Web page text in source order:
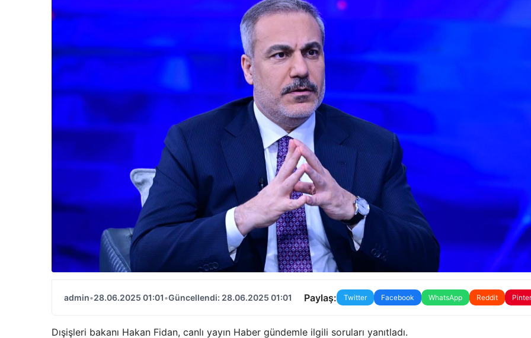
admin•28.06.2025 01:01•Güncellendi: 28.06.2025 01:01 Paylaş: Twitter Facebook WhatsApp Reddit
Dışişleri bakanı Hakan Fidan, canlı yayın Haber gündemle ilgili soruları yanıtladı.